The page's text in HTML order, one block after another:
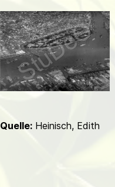
l
d
Quelle:Heinisch, Edith